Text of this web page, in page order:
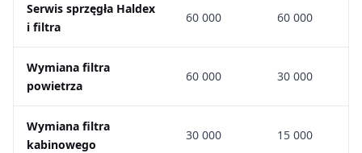
Serwis sprzęgła Haldex
i filtra
60 000 60 000
Wymiana filtra
powietrza
60 000 30 000
Wymiana filtra
kabinowego
30 000 15 000